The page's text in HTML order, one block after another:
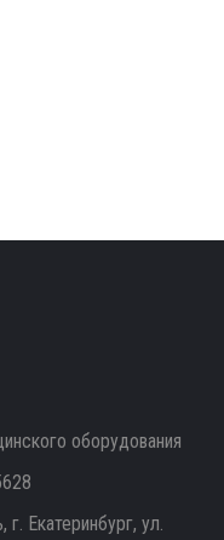
оборудования
Екатеринбург, ул.